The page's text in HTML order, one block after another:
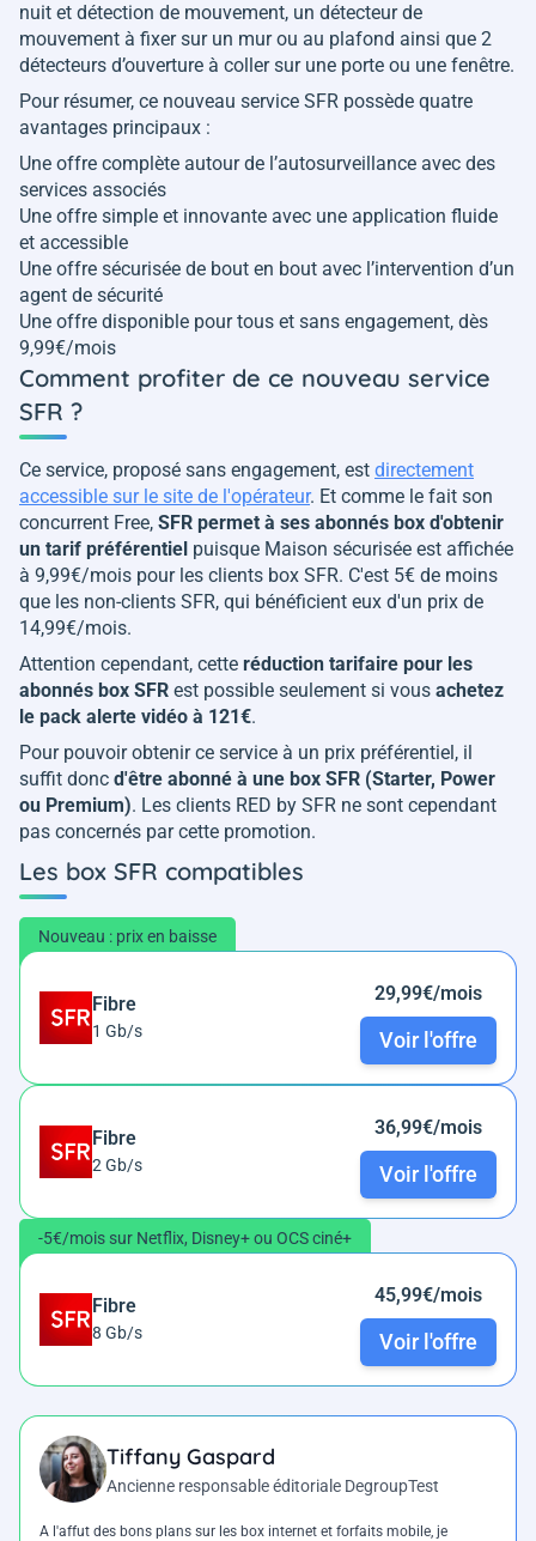
nuit et détection de mouvement, un détecteur de
mouvement à fixer sur un mur ou au plafond ainsi que 2
détecteurs d’ouverture à coller sur une porte ou une fenêtre.
Pour résumer, ce nouveau service SFR possède quatre
avantages principaux :
Une offre complète autour de l’autosurveillance avec des
services associés
Une offre simple et innovante avec une application fluide
et accessible
Une offre sécurisée de bout en bout avec l’intervention d’un
agent de sécurité
Une offre disponible pour tous et sans engagement, dès
9,99€/mois
Comment profiter de ce nouveau service
SFR ?
Ce service, proposé sans engagement, est directement
accessible sur le site de l'opérateur. Et comme le fait son
concurrent Free, SFR permet à ses abonnés box d'obtenir
un tarif préférentiel puisque Maison sécurisée est affichée
à 9,99€/mois pour les clients box SFR. C'est 5€ de moins
que les non-clients SFR, qui bénéficient eux d'un prix de
14,99€/mois.
Attention cependant, cette réduction tarifaire pour les
abonnés box SFR est possible seulement si vous achetez
le pack alerte vidéo à 121€.
Pour pouvoir obtenir ce service à un prix préférentiel, il
suffit donc d'être abonné à une box SFR (Starter, Power
ou Premium). Les clients RED by SFR ne sont cependant
pas concernés par cette promotion.
Les box SFR compatibles
Nouveau : prix en baisse
Fibre
1 Gb/s
29,99€/mois
Voir l'offre
Fibre
2 Gb/s
36,99€/mois
Voir l'offre
-5€/mois sur Netflix, Disney+ ou OCS ciné+
Fibre
8 Gb/s
45,99€/mois
Voir l'offre
Tiffany Gaspard
Ancienne responsable éditoriale DegroupTest
A l'affut des bons plans sur les box internet et forfaits mobile, je